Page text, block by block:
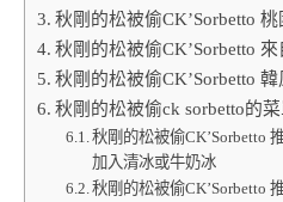
秋剛的松被偷CK’Sorbetto
秋剛的松被偷CK’Sorbetto
秋剛的松被偷CK’Sorbetto
秋剛的松被偷ck sorbetto的菜
秋剛的松被偷CK’Sorbetto
加入清冰或牛奶冰
秋剛的松被偷CK’Sorbetto